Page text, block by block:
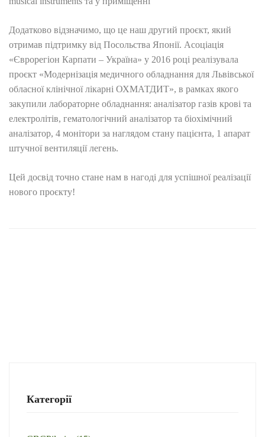
Додатково відзначимо, що це наш другий проєкт, який
отримав підтримку від Посольства Японії. Асоціація
«Єврорегіон Карпати – Україна» у 2016 році реалізувала
проєкт «Модернізація медичного обладнання для Львівської
обласної клінічної лікарні ОХМАТДИТ», в рамках якого
закупили лабораторне обладнання: аналізатор газів крові та
електролітів, гематологічний аналізатор та біохімічний
аналізатор, 4 монітори за наглядом стану пацієнта, 1 апарат
штучної вентиляції легень.
Цей досвід точно стане нам в нагоді для успішної реалізації
нового проєкту!
Категорії